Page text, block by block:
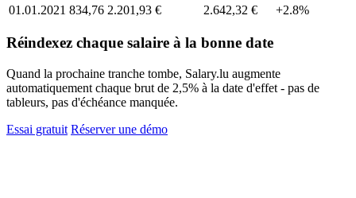
01.01.2021 834,76 2.201,93 € 2.642,32 € +2.8%
Réindexez chaque salaire à la bonne date
Quand la prochaine tranche tombe, Salary.lu augmente
automatiquement chaque brut de 2,5% à la date d'effet - pas de
tableurs, pas d'échéance manquée.
Essai gratuit Réserver une démo